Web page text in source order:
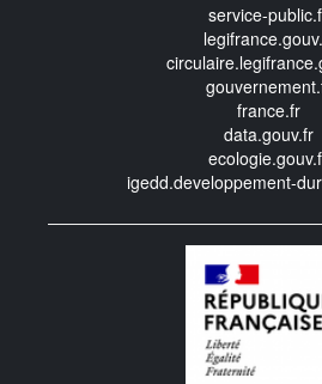
service-
france.fr
data.gouv.fr
igedd.developpement-